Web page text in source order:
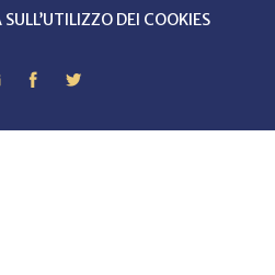
DEI COOKIES